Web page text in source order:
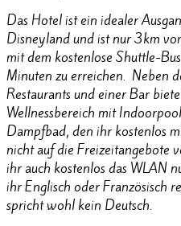
Das Hotel ist ein idealer
Disneyland und ist nur 3km
mit dem kostenlose Shuttle-
Minuten zu erreichen. Neben
Restaurants und einer Bar
Wellnessbereich mit
Dampfbad, den ihr kostenlos
nicht auf die Freizeitangebote
ihr auch kostenlos das WLAN
ihr Englisch oder Französisch
spricht wohl kein Deutsch.